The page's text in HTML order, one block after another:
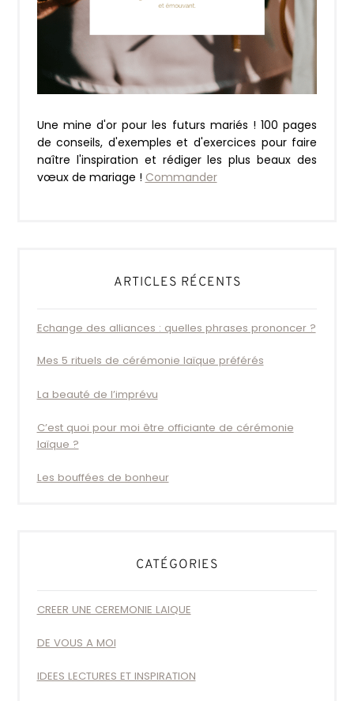
Une mine d'or pour les futurs mariés ! 100 pages
de conseils, d'exemples et d'exercices pour faire
naître l'inspiration et rédiger les plus beaux des
vœux de mariage ! Commander
ARTICLES RÉCENTS
Echange des alliances : quelles phrases prononcer ?
Mes 5 rituels de cérémonie laïque préférés
La beauté de l’imprévu
C’est quoi pour moi être officiante de cérémonie
laïque ?
Les bouffées de bonheur
CATÉGORIES
CREER UNE CEREMONIE LAIQUE
DE VOUS A MOI
IDEES LECTURES ET INSPIRATION